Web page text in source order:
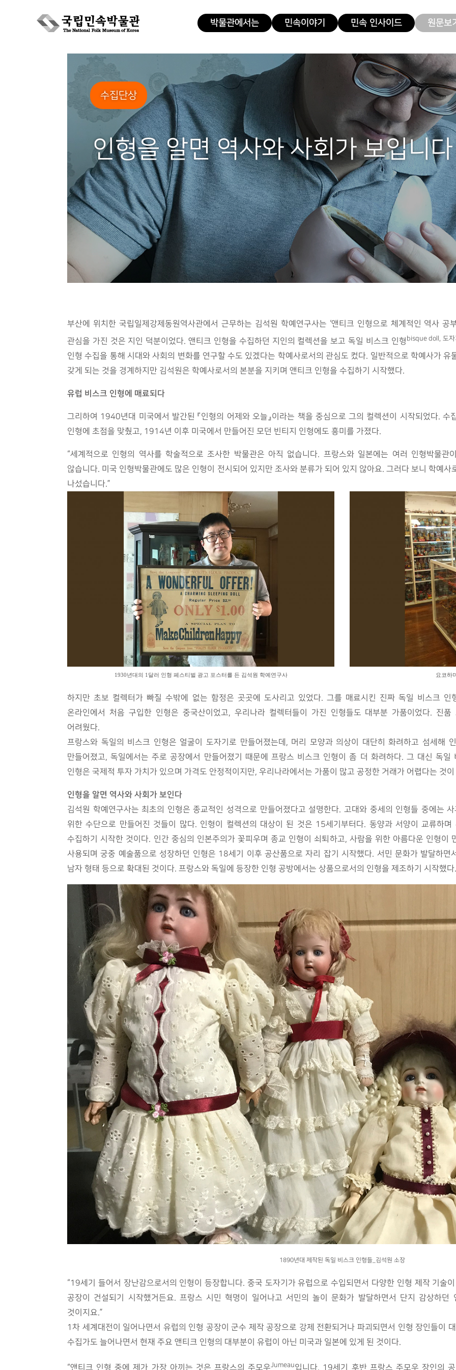
박물관에서는 민속이야기 민속 인사이드 원문보
Skip
content
수집단상
인형을 알면 역사와 사회가 보입니다
부산에 위치한 국립일제강제동원역사관에서 근무하는 김석원 학예연구사는 ‘앤티크 인형으로 체계적인 역사 공
관심을 가진 것은 지인 덕분이었다. 앤티크 인형을 수집하던 지인의 컬렉션을 보고 독일 비스크 인형 bisque doll, 도
인형 수집을 통해 시대와 사회의 변화를 연구할 수도 있겠다는 학예사로서의 관심도 컸다. 일반적으로 학예사가
갖게 되는 것을 경계하지만 김석원은 학예사로서의 본분을 지키며 앤티크 인형을 수집하기 시작했다.
유럽 비스크 인형에 매료되다
그리하여 1940년대 미국에서 발간된 『인형의 어제와 오늘』이라는 책을 중심으로 그의 컬렉션이 시작되었다.
인형에 초점을 맞췄고, 1914년 이후 미국에서 만들어진 모던 빈티지 인형에도 흥미를 가졌다.
“세계적으로 인형의 역사를 학술적으로 조사한 박물관은 아직 없습니다. 프랑스와 일본에는 여러 인형박물
않습니다. 미국 인형박물관에도 많은 인형이 전시되어 있지만 조사와 분류가 되어 있지 않아요. 그러다 보니 학예
나섰습니다.”
1930년대의 1달러 인형 페스티벌 광고 포스터를 든 김석원 학예연구사 요코하
하지만 초보 컬렉터가 빠질 수밖에 없는 함정은 곳곳에 도사리고 있었다. 그를 매료시킨 진짜 독일 비스크 인
온라인에서 처음 구입한 인형은 중국산이었고, 우리나라 컬렉터들이 가진 인형들도 대부분 가품이었다. 진
어려웠다.
프랑스와 독일의 비스크 인형은 얼굴이 도자기로 만들어졌는데, 머리 모양과 의상이 대단히 화려하고 섬세해
만들어졌고, 독일에서는 주로 공장에서 만들어졌기 때문에 프랑스 비스크 인형이 좀 더 화려하다. 그 대신 독
인형은 국제적 투자 가치가 있으며 가격도 안정적이지만, 우리나라에서는 가품이 많고 공정한 거래가 어렵다는 것
인형을 알면 역사와 사회가 보인다
김석원 학예연구사는 최초의 인형은 종교적인 성격으로 만들어졌다고 설명한다. 고대와 중세의 인형들 중에는
위한 수단으로 만들어진 것들이 많다. 인형이 컬렉션의 대상이 된 것은 15세기부터다. 동양과 서양이 교류하
수집하기 시작한 것이다. 인간 중심의 인본주의가 꽃피우며 종교 인형이 쇠퇴하고, 사람을 위한 아름다운 인형이
사용되며 궁중 예술품으로 성장하던 인형은 18세기 이후 공산품으로 자리 잡기 시작했다. 서민 문화가 발달하
남자 형태 등으로 확대된 것이다. 프랑스와 독일에 등장한 인형 공방에서는 상품으로서의 인형을 제조하기 시작했다.
1890년대 제작된 독일 비스크 인형들_김석원 소장
“19세기 들어서 장난감으로서의 인형이 등장합니다. 중국 도자기가 유럽으로 수입되면서 다양한 인형 제작 기술
공장이 건설되기 시작했거든요. 프랑스 시민 혁명이 일어나고 서민의 놀이 문화가 발달하면서 단지 감상하던
것이지요.”
1차 세계대전이 일어나면서 유럽의 인형 공장이 군수 제작 공장으로 강제 전환되거나 파괴되면서 인형 장인들이
수집가도 늘어나면서 현재 주요 앤티크 인형의 대부분이 유럽이 아닌 미국과 일본에 있게 된 것이다.
“앤티크 인형 중에 제가 가장 아끼는 것은 프랑스의 주모우Jumeau입니다. 19세기 후반 프랑스 주모우 장인의